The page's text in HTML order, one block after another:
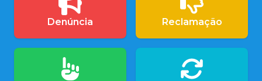
Denúncia Reclamação